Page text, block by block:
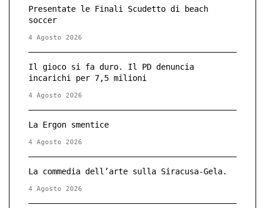
Presentate le Finali Scudetto di beach
soccer
4 Agosto 2026
Il gioco si fa duro. Il PD denuncia
incarichi per 7,5 milioni
4 Agosto 2026
La Ergon smentice
4 Agosto 2026
La commedia dell’arte sulla Siracusa-Gela.
4 Agosto 2026